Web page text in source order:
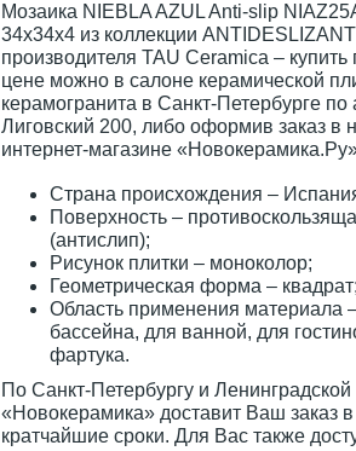
Мозаика NIEBLA AZUL Anti-slip
34x34x4 из коллекции
производителя TAU Ceramica –
цене можно в салоне керамической
керамогранита в Санкт-Петербурге по
Лиговский 200, либо оформив заказ в
интернет-магазине
Страна происхождения –
Поверхность –
(антислип);
Рисунок плитки – моноколор;
Геометрическая форма –
Область применения материала
бассейна, для ванной, для
фартука.
По Санкт-Петербургу и Ленинградской
«Новокерамика» доставит Ваш заказ в
кратчайшие сроки. Для Вас также